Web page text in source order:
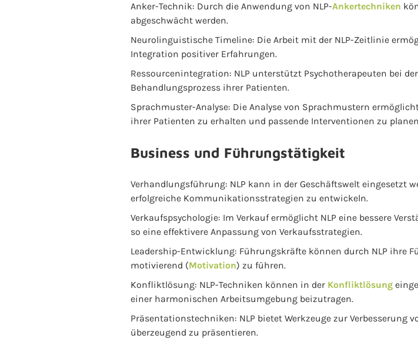
Anker-Technik: Durch die Anwendung von NLP-Ankertechniken
abgeschwächt werden.
Neurolinguistische Timeline: Die Arbeit mit der NLP-Zeitlinie
Integration positiver Erfahrungen.
Ressourcenintegration: NLP unterstützt Psychotherapeuten bei
Behandlungsprozess ihrer Patienten.
Sprachmuster-Analyse: Die Analyse von Sprachmustern
ihrer Patienten zu erhalten und passende Interventionen zu
Business und Führungstätigkeit
Verhandlungsführung: NLP kann in der Geschäftswelt eingesetzt
erfolgreiche Kommunikationsstrategien zu entwickeln.
Verkaufspsychologie: Im Verkauf ermöglicht NLP eine bessere
so eine effektivere Anpassung von Verkaufsstrategien.
Leadership-Entwicklung: Führungskräfte können durch NLP ihre
motivierend (Motivation) zu führen.
Konfliktlösung: NLP-Techniken können in der Konfliktlösung
einer harmonischen Arbeitsumgebung beizutragen.
Präsentationstechniken: NLP bietet Werkzeuge zur Verbesserung
überzeugend zu präsentieren.